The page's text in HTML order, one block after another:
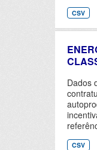
CSV
Dados
CSV